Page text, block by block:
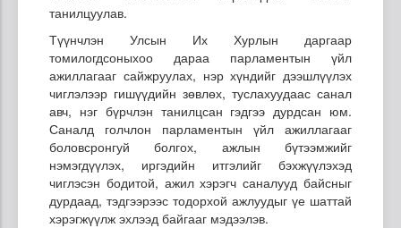
танилцуулав.
Түүнчлэн Улсын Их Хурлын даргаар
томилогдсоныхоо дараа парламентын үйл
ажиллагааг сайжруулах, нэр хүндийг дээшлүүлэх
чиглэлээр гишүүдийн зөвлөх, туслахуудаас санал
авч, нэг бүрчлэн танилцсан гэдгээ дурдсан юм.
Саналд голчлон парламентын үйл ажиллагааг
боловсронгуй болгох, ажлын бүтээмжийг
нэмэгдүүлэх, иргэдийн итгэлийг бэхжүүлэхэд
чиглэсэн бодитой, ажил хэрэгч саналууд байсныг
дурдаад, тэдгээрээс тодорхой ажлуудыг үе шаттай
хэрэгжүүлж эхлээд байгааг мэдээлэв.